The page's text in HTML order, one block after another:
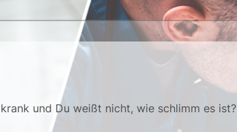
und Du weißt nicht, wie schlimm es ist?